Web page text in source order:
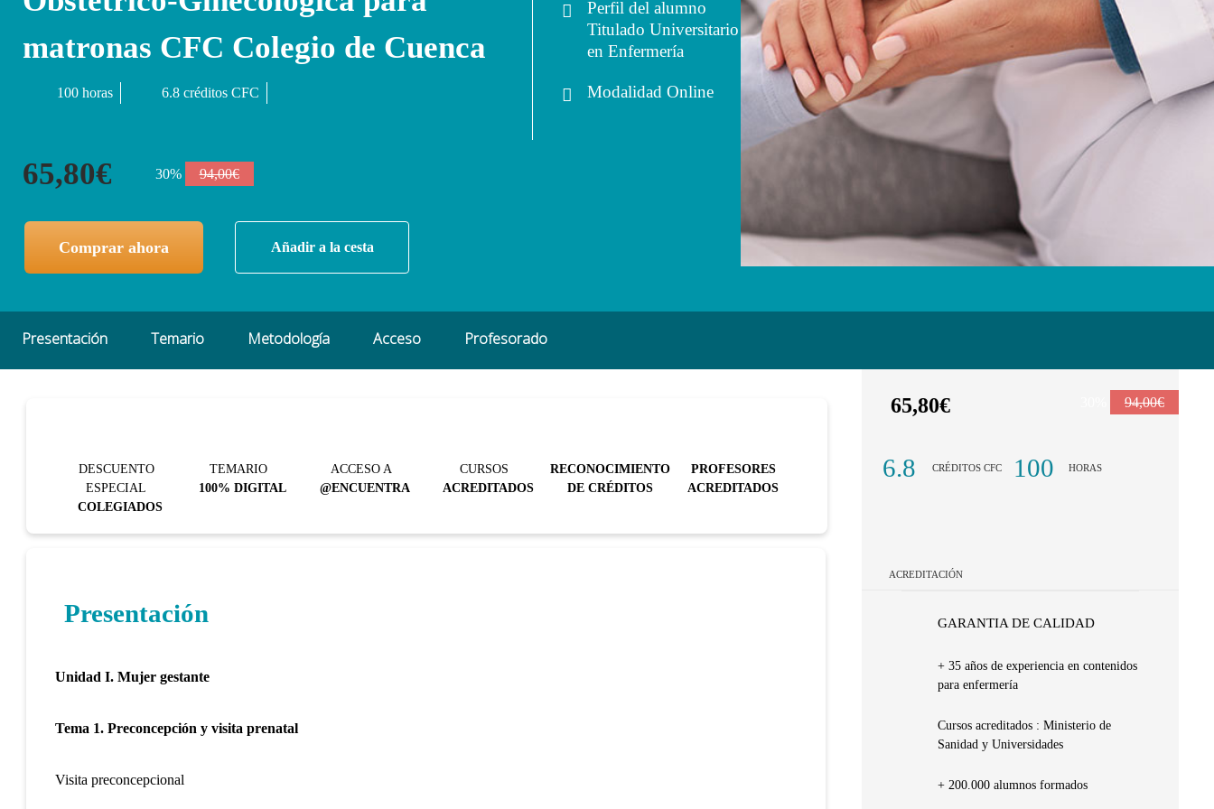
matronas CFC Colegio de Cuenca
100 horas 6.8 créditos CFC
65,80€ 30% 94,00€
Comprar ahora Añadir a la cesta
Perfil del alumno
Titulado Universitario
en Enfermería
Modalidad Online
Presentación Temario Metodología Acceso Profesorado
DESCUENTO
ESPECIAL
COLEGIADOS
TEMARIO
100% DIGITAL
ACCESO A
@ENCUENTRA
CURSOS
ACREDITADOS
RECONOCIMIENTO
DE CRÉDITOS
PROFESORES
ACREDITADOS
Presentación
Unidad I. Mujer gestante
Tema 1. Preconcepción y visita prenatal
Visita preconcepcional
65,80€ 94,00€
6.8 CRÉDITOS CFC 100 HORAS
ACREDITACIÓN
GARANTIA DE CALIDAD
+ 35 años de experiencia en contenidos
para enfermería
Cursos acreditados : Ministerio de
Sanidad y Universidades
+ 200.000 alumnos formados